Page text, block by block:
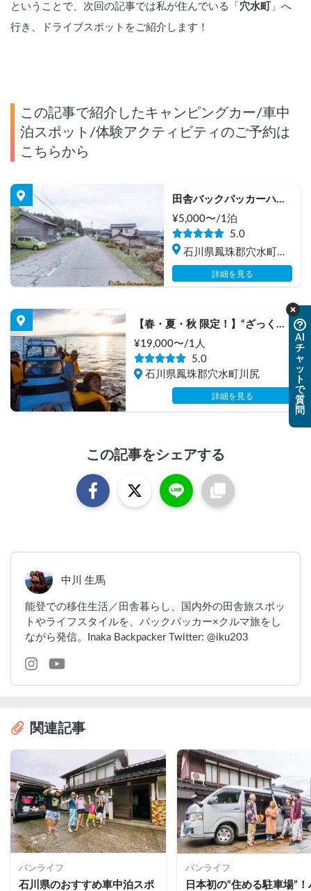
ということで、次回の記事では私が住んでいる「 穴水町
」へ
行き、ドライブスポットをご紹介します！
この記事で紹介したキャンピングカー/車中
泊スポット/体験アクティビティのご予約は
こちらから
田舎バックパッカーハウ
ス Station 2
¥5,000〜/1泊
5.0
石川県鳳珠郡穴水町岩
車
詳細を見る
【春・夏・秋 限定！】“ざっくば
らん”な田舎ライフスタイル体験
『洋上パーティー』
¥19,000〜/1人
5.0
石川県鳳珠郡穴水町川尻
詳細を見る
この記事をシェアする
中川 生馬
能登での移住生活／田舎暮らし、国内外の田舎旅スポッ
トやライフスタイルを、バックパッカー×クルマ旅をし
ながら発信。Inaka Backpacker Twitter: @iku203
関連記事
バンライフ
石川県のおすすめ車中泊スポ
バンライフ
日本初の“住める駐車場”！
AI
チ
ャ
ッ
ト
で
質
問